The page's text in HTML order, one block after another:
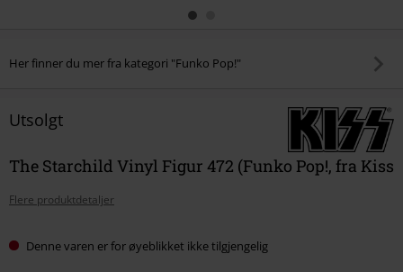
Her finner du mer fra kategori "Funko Pop!"
Utsolgt
The Starchild Vinyl Figur 472 (Funko Pop!, fra Kiss
Flere produktdetaljer
Denne varen er for øyeblikket ikke tilgjengelig